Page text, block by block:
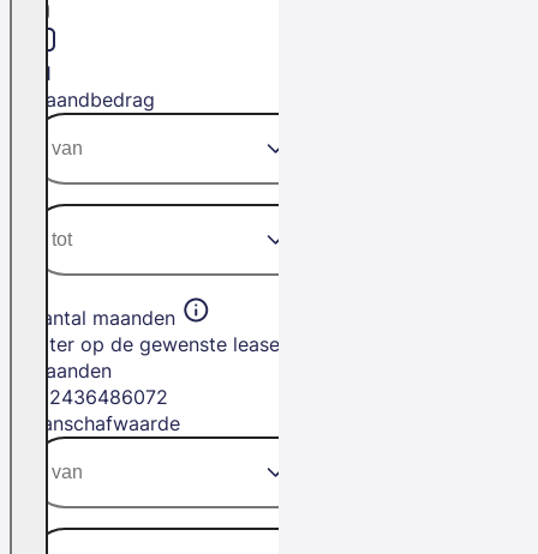
H1
Maandbedrag
Aantal maanden
Filter op de gewenste leasetermijn in
maanden
2436486072
Aanschafwaarde